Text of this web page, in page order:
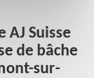
AJ Suisse
de bâche
sur-